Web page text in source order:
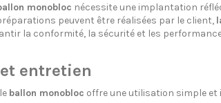
monobloc nécessite une implantation
peuvent être réalisées par le client,
la conformité, la sécurité et les
entretien
ballon monobloc offre une utilisation simple et